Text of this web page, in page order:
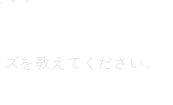
を教えてください。